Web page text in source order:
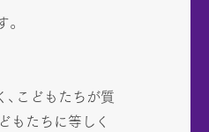
こどもたちが質
もたちに等しく